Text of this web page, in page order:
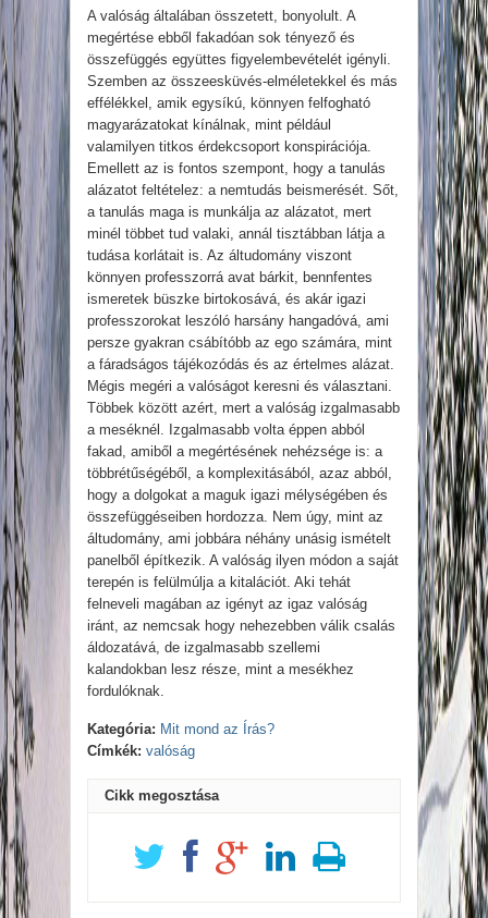
A valóság általában összetett, bonyolult. A
megértése ebből fakadóan sok tényező és
összefüggés együttes figyelembevételét igényli.
Szemben az összeesküvés-elméletekkel és más
effélékkel, amik egysíkú, könnyen felfogható
magyarázatokat kínálnak, mint például
valamilyen titkos érdekcsoport konspirációja.
Emellett az is fontos szempont, hogy a tanulás
alázatot feltételez: a nemtudás beismerését. Sőt,
a tanulás maga is munkálja az alázatot, mert
minél többet tud valaki, annál tisztábban látja a
tudása korlátait is. Az áltudomány viszont
könnyen professzorrá avat bárkit, bennfentes
ismeretek büszke birtokosává, és akár igazi
professzorokat leszóló harsány hangadóvá, ami
persze gyakran csábítóbb az ego számára, mint
a fáradságos tájékozódás és az értelmes alázat.
Mégis megéri a valóságot keresni és választani.
Többek között azért, mert a valóság izgalmasabb
a meséknél. Izgalmasabb volta éppen abból
fakad, amiből a megértésének nehézsége is: a
többrétűségéből, a komplexitásából, azaz abból,
hogy a dolgokat a maguk igazi mélységében és
összefüggéseiben hordozza. Nem úgy, mint az
áltudomány, ami jobbára néhány unásig ismételt
panelből építkezik. A valóság ilyen módon a saját
terepén is felülmúlja a kitalációt. Aki tehát
felneveli magában az igényt az igaz valóság
iránt, az nemcsak hogy nehezebben válik csalás
áldozatává, de izgalmasabb szellemi
kalandokban lesz része, mint a mesékhez
fordulóknak.
Kategória: Mit mond az Írás?
Címkék: valóság
Cikk megosztása